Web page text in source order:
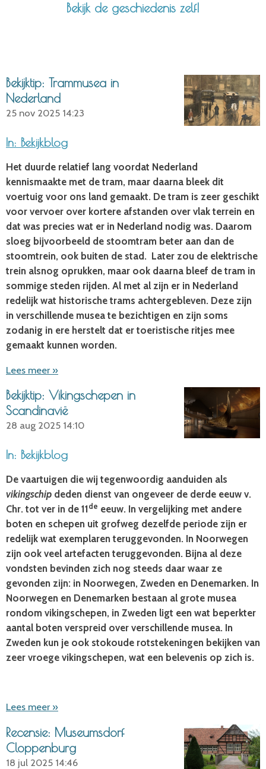
Bekijk de geschiedenis zelf!
Bekijktip: Trammusea in
Nederland
25 nov 2025 14:23
In: Bekijkblog
Het duurde relatief lang voordat Nederland
kennismaakte met de tram, maar daarna bleek dit
voertuig voor ons land gemaakt. De tram is zeer geschikt
voor vervoer over kortere afstanden over vlak terrein en
dat was precies wat er in Nederland nodig was. Daarom
sloeg bijvoorbeeld de stoomtram beter aan dan de
stoomtrein, ook buiten de stad. Later zou de elektrische
trein alsnog oprukken, maar ook daarna bleef de tram in
sommige steden rijden. Al met al zijn er in Nederland
redelijk wat historische trams achtergebleven. Deze zijn
in verschillende musea te bezichtigen en zijn soms
zodanig in ere herstelt dat er toeristische ritjes mee
gemaakt kunnen worden.
Lees meer »
Bekijktip: Vikingschepen in
Scandinavië
28 aug 2025 14:10
In: Bekijkblog
De vaartuigen die wij tegenwoordig aanduiden als
vikingschip deden dienst van ongeveer de derde eeuw v.
Chr. tot ver in de 11 de eeuw. In vergelijking met andere
boten en schepen uit grofweg dezelfde periode zijn er
redelijk wat exemplaren teruggevonden. In Noorwegen
zijn ook veel artefacten teruggevonden. Bijna al deze
vondsten bevinden zich nog steeds daar waar ze
gevonden zijn: in Noorwegen, Zweden en Denemarken. In
Noorwegen en Denemarken bestaan al grote musea
rondom vikingschepen, in Zweden ligt een wat beperkter
aantal boten verspreid over verschillende musea. In
Zweden kun je ook stokoude rotstekeningen bekijken van
zeer vroege vikingschepen, wat een belevenis op zich is.
Lees meer »
Recensie: Museumsdorf
Cloppenburg
18 jul 2025 14:46